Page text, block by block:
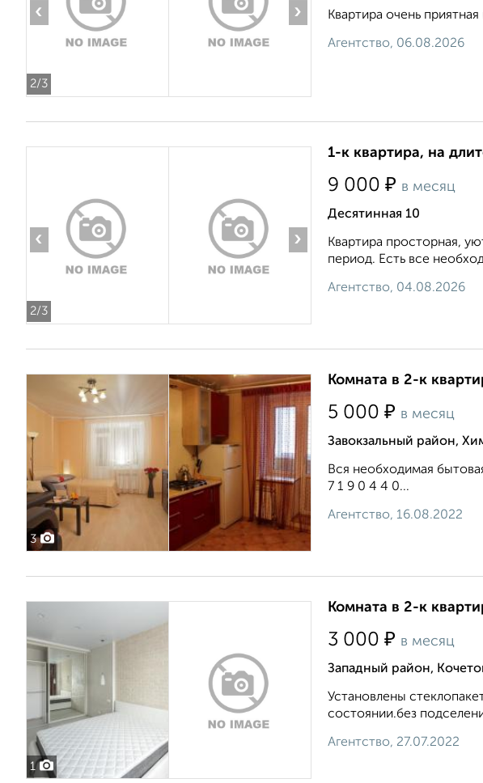
2/3
‹ › Квартира очень
Агентство, 06.08.2026
2/3
‹ ›
1-к квартира, на
9 000 ₽ в месяц
Десятинная 10
Квартира просторная,
период. Есть все
Агентство, 04.08.2026
3
Комната в 2-к
5 000 ₽ в месяц
Завокзальный район,
Вся необходимая
7 1 9 0 4 4 0...
Агентство, 16.08.2022
1
Комната в 2-к
3 000 ₽ в месяц
Западный район,
Установлены
состоянии.без
Агентство, 27.07.2022